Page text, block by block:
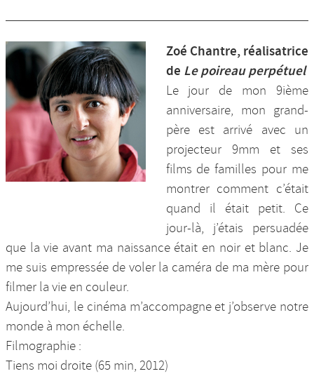
Zoé Chantre, réalisatrice
de Le poireau perpétuel
Le jour de mon 9ième
anniversaire, mon grand-
père est arrivé avec un
projecteur 9mm et ses
films de familles pour me
montrer comment c’était
quand il était petit. Ce
jour-là, j’étais persuadée
que la vie avant ma naissance était en noir et blanc. Je
me suis empressée de voler la caméra de ma mère pour
filmer la vie en couleur.
Aujourd’hui, le cinéma m’accompagne et j’observe notre
monde à mon échelle.
Filmographie :
Tiens moi droite (65 min, 2012)